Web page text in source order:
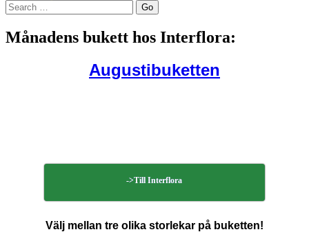
Månadens bukett hos Interflora:
Augustibuketten
->Till Interflora
Välj mellan tre olika storlekar på buketten!